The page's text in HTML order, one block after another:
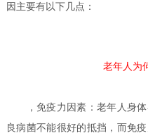
因主要有以下几点：
老年人为
，免疫力因素：老年人身体
良病菌不能很好的抵挡，而免